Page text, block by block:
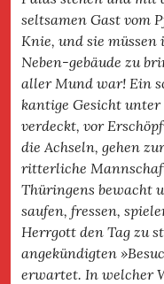
seltsamen Gast vom
Knie, und sie
Neben-gebäude zu
aller Mund war! Ein
kantige Gesicht unter
verdeckt, vor
die Achseln, gehen
ritterliche
Thüringens bewacht
saufen, fressen,
Herrgott den Tag zu
angekündigten
erwartet. In welcher